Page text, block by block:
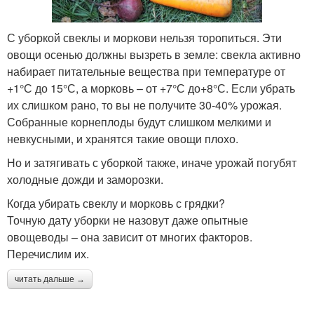
С уборкой свеклы и моркови нельзя торопиться. Эти
овощи осенью должны вызреть в земле: свекла активно
набирает питательные вещества при температуре от
+1°С до 15°С, а морковь – от +7°С до+8°С. Если убрать
их слишком рано, то вы не получите 30-40% урожая.
Собранные корнеплоды будут слишком мелкими и
невкусными, и хранятся такие овощи плохо.
Но и затягивать с уборкой также, иначе урожай погубят
холодные дожди и заморозки.
Когда убирать свеклу и морковь с грядки?
Точную дату уборки не назовут даже опытные
овощеводы – она зависит от многих факторов.
Перечислим их.
читать дальше →